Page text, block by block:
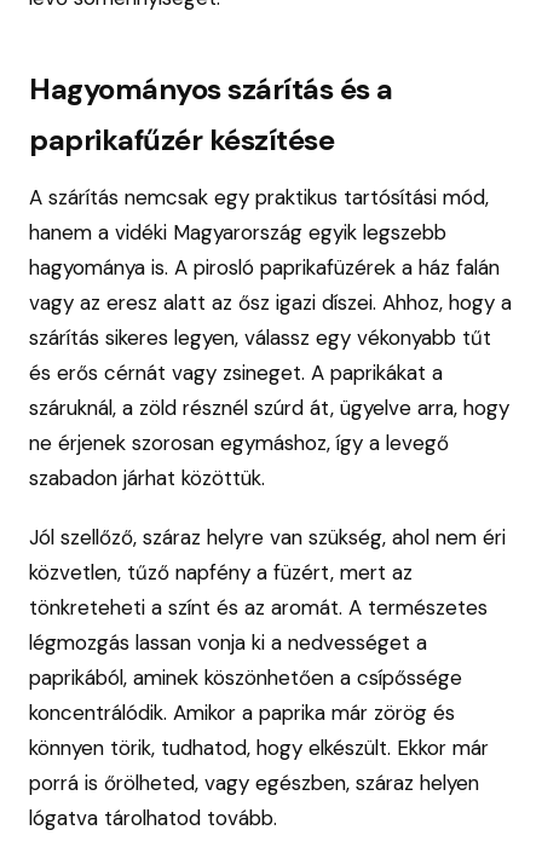
Hagyományos szárítás és a
paprikafűzér készítése
A szárítás nemcsak egy praktikus tartósítási mód,
hanem a vidéki Magyarország egyik legszebb
hagyománya is. A pirosló paprikafüzérek a ház falán
vagy az eresz alatt az ősz igazi díszei. Ahhoz, hogy a
szárítás sikeres legyen, válassz egy vékonyabb tűt
és erős cérnát vagy zsineget. A paprikákat a
száruknál, a zöld résznél szúrd át, ügyelve arra, hogy
ne érjenek szorosan egymáshoz, így a levegő
szabadon járhat közöttük.
Jól szellőző, száraz helyre van szükség, ahol nem éri
közvetlen, tűző napfény a füzért, mert az
tönkreteheti a színt és az aromát. A természetes
légmozgás lassan vonja ki a nedvességet a
paprikából, aminek köszönhetően a csípőssége
koncentrálódik. Amikor a paprika már zörög és
könnyen törik, tudhatod, hogy elkészült. Ekkor már
porrá is őrölheted, vagy egészben, száraz helyen
lógatva tárolhatod tovább.